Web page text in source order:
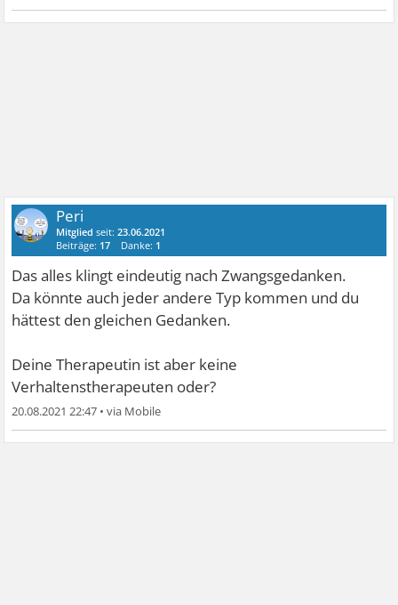
Peri
Mitglied seit:23.06.2021
Beiträge: 17 Danke: 1
Das alles klingt eindeutig nach Zwangsgedanken.
Da könnte auch jeder andere Typ kommen und du
hättest den gleichen Gedanken.
Deine Therapeutin ist aber keine
Verhaltenstherapeuten oder?
20.08.2021 22:47 •